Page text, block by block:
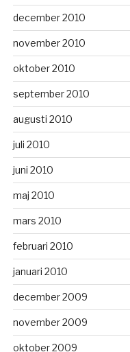
december 2010
november 2010
oktober 2010
september 2010
augusti 2010
juli 2010
juni 2010
maj 2010
mars 2010
februari 2010
januari 2010
december 2009
november 2009
oktober 2009